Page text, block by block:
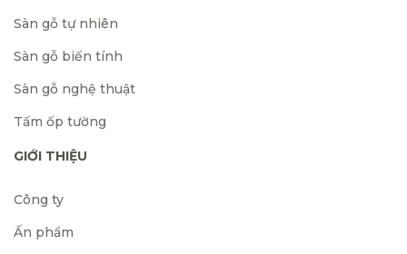
Sàn gỗ tự nhiên
Sàn gỗ biến tính
Sàn gỗ nghệ thuật
Tấm ốp tường
GIỚI THIỆU
Công ty
Ấn phẩm